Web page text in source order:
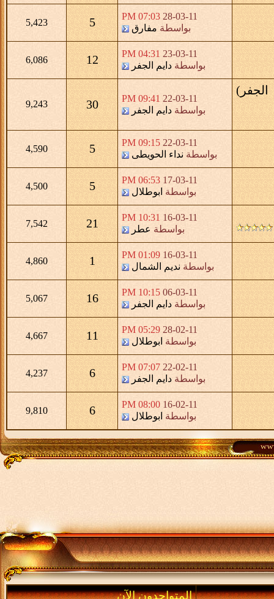
28-03-11
07:03 PM
بواسطة مفارق 5
5,423
23-03-11
04:31 PM
بواسطة دايم الجفر 12
6,086
22-03-11
09:41 PM
بواسطة دايم الجفر 30
9,243
22-03-11
09:15 PM
بواسطة نداء الحويطى 5
4,590
17-03-11
06:53 PM
بواسطة ابوطلال 5
4,500
16-03-11
10:31 PM
بواسطة عطر 21
7,542
16-03-11
01:09 PM
بواسطة نديم الشمال 1
4,860
06-03-11
10:15 PM
بواسطة دايم الجفر 16
5,067
28-02-11
05:29 PM
بواسطة ابوطلال 11
4,667
22-02-11
07:07 PM
بواسطة دايم الجفر 6
4,237
16-02-11
08:00 PM
بواسطة ابوطلال 6
9,810
المتواجدون الآن